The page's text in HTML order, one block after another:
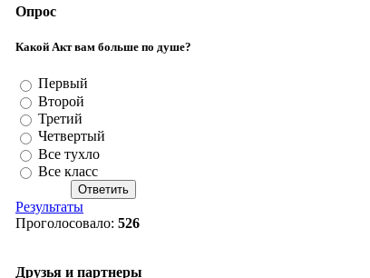
Опрос
Какой Акт вам больше по душе?
Первый
Второй
Третий
Четвертый
Все тухло
Все класс
Результаты
Проголосовало: 526
Друзья и партнеры